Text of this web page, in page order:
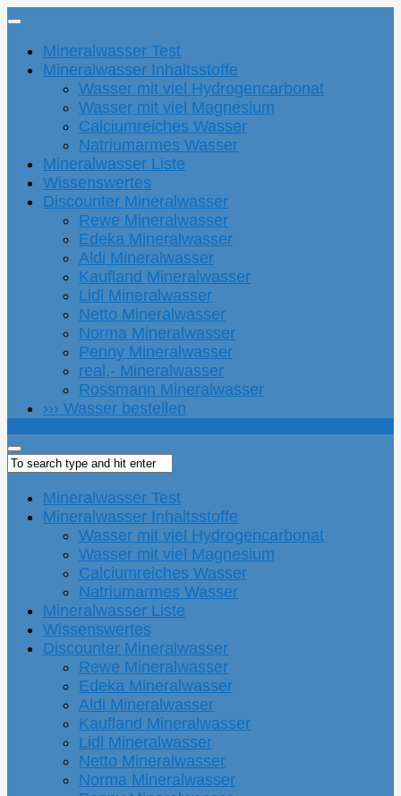
Mineralwasser Test
Mineralwasser Inhaltsstoffe
Wasser mit viel Hydrogencarbonat
Wasser mit viel Magnesium
Calciumreiches Wasser
Natriumarmes Wasser
Mineralwasser Liste
Wissenswertes
Discounter Mineralwasser
Rewe Mineralwasser
Edeka Mineralwasser
Aldi Mineralwasser
Kaufland Mineralwasser
Lidl Mineralwasser
Netto Mineralwasser
Norma Mineralwasser
Penny Mineralwasser
real,- Mineralwasser
Rossmann Mineralwasser
››› Wasser bestellen
Mineralwasser Test
Mineralwasser Inhaltsstoffe
Wasser mit viel Hydrogencarbonat
Wasser mit viel Magnesium
Calciumreiches Wasser
Natriumarmes Wasser
Mineralwasser Liste
Wissenswertes
Discounter Mineralwasser
Rewe Mineralwasser
Edeka Mineralwasser
Aldi Mineralwasser
Kaufland Mineralwasser
Lidl Mineralwasser
Netto Mineralwasser
Norma Mineralwasser